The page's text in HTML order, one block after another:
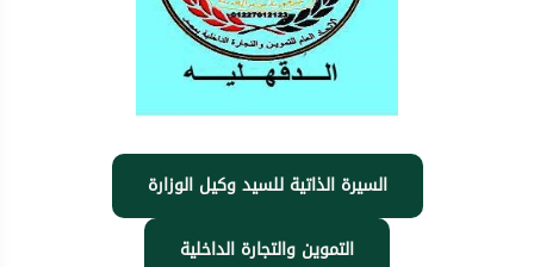
السيرة الذاتية للسيد وكيل الوزارة
التموين والتجارة الداخلية